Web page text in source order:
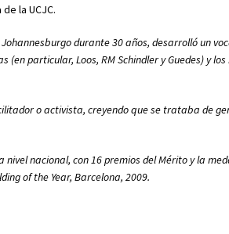
la UCJC.
durante 30 años, desarrolló un
particular, Loos, RM Schindler y Guedes) y los
o activista, creyendo que se trataba de
nacional, con 16 premios del Mérito y la
of the Year, Barcelona, 2009.